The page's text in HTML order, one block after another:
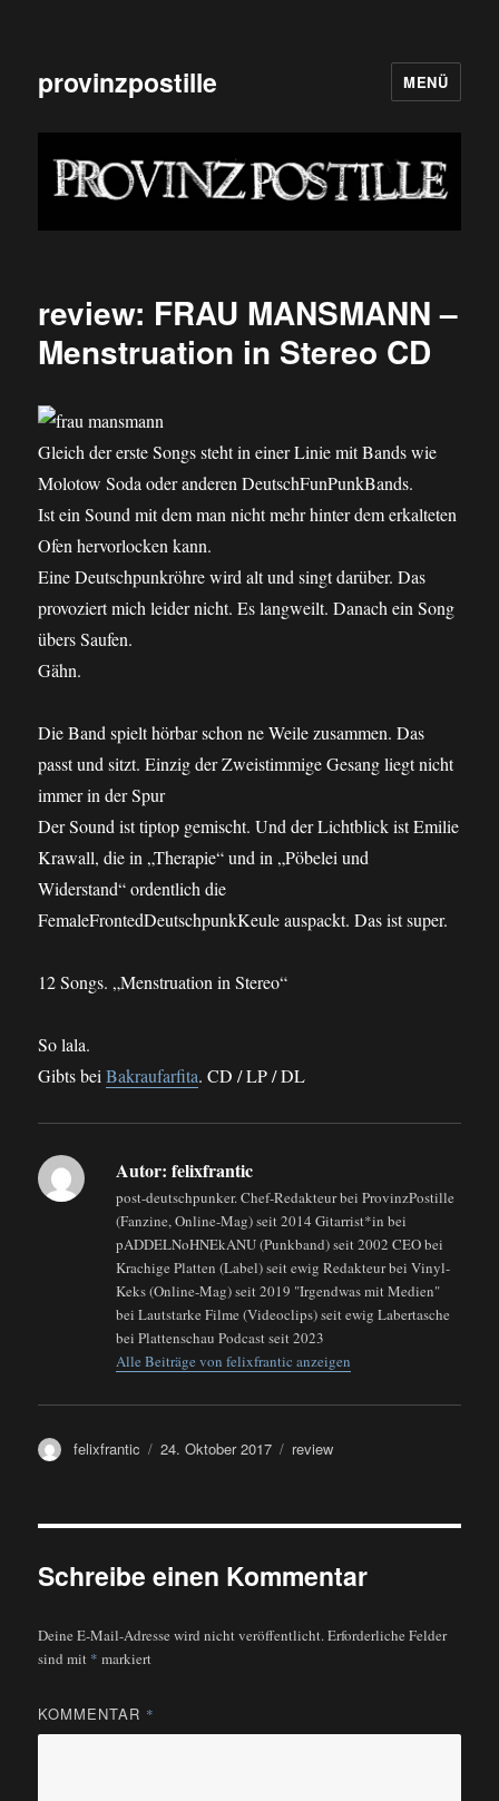
provinzpostille MENÜ
review: FRAU MANSMANN –
Menstruation in Stereo CD
Gleich der erste Songs steht in einer Linie mit Bands wie
Molotow Soda oder anderen DeutschFunPunkBands.
Ist ein Sound mit dem man nicht mehr hinter dem erkalteten
Ofen hervorlocken kann.
Eine Deutschpunkröhre wird alt und singt darüber. Das
provoziert mich leider nicht. Es langweilt. Danach ein Song
übers Saufen.
Gähn.
Die Band spielt hörbar schon ne Weile zusammen. Das
passt und sitzt. Einzig der Zweistimmige Gesang liegt nicht
immer in der Spur
Der Sound ist tiptop gemischt. Und der Lichtblick ist Emilie
Krawall, die in „Therapie“ und in „Pöbelei und
Widerstand“ ordentlich die
FemaleFrontedDeutschpunkKeule auspackt. Das ist super.
12 Songs. „Menstruation in Stereo“
So lala.
Gibts beiBakraufarfita. CD / LP / DL
Autor: felixfrantic
post-deutschpunker. Chef-Redakteur bei ProvinzPostille
(Fanzine, Online-Mag) seit 2014 Gitarrist*in bei
pADDELNoHNEkANU (Punkband) seit 2002 CEO bei
Krachige Platten (Label) seit ewig Redakteur bei Vinyl-
Keks (Online-Mag) seit 2019 "Irgendwas mit Medien"
bei Lautstarke Filme (Videoclips) seit ewig Labertasche
bei Plattenschau Podcast seit 2023
Alle Beiträge von felixfrantic anzeigen
Autor
felixfrantic
Veröffentlicht
24. Oktober 2017 Kategorien
review
Schreibe einen Kommentar
Deine E-Mail-Adresse wird nicht veröffentlicht.Erforderliche Felder
sind mit * markiert
KOMMENTAR *